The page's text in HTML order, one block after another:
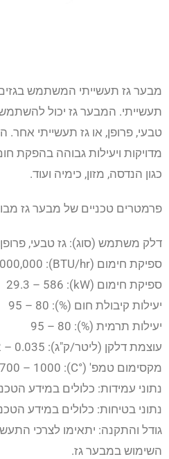
מבער גז תעשייתי המשתמש
תעשייתי. המבער גז יכול להשתמש
טבעי, פרופן, או גז תעשייתי
מדויקות ויעילות גבוהה בהפקת
כגון הנדסה, מזון, כימיה ועוד.
פרמטרים טכניים של מבער גז
דלק משתמש (סוג): גז טבעי, פרופן,
ספיקת חימום (BTU/hr): 100,000 – 2,000,000
ספיקת חימום (kW): 29.3 – 586
יעילות קיבולת חום (%): 80 – 95
יעילות תרמית (%): 80 – 95
עוצמת דלקן (ליטר/ק"ג): 0.035 – 0.042
מקסימום טמפ' (°C): 700 – 1000
נתוני עמידות: כלולים במידע
נתוני בטיחות: כלולים במידע
גודל והתקנה: יתאימו לצרכי
השימוש במבער גז.